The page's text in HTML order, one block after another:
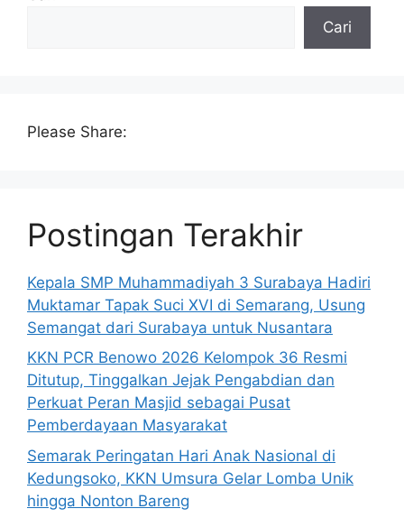
Cari
Please Share:
Postingan Terakhir
Kepala SMP Muhammadiyah 3 Surabaya Hadiri
Muktamar Tapak Suci XVI di Semarang, Usung
Semangat dari Surabaya untuk Nusantara
KKN PCR Benowo 2026 Kelompok 36 Resmi
Ditutup, Tinggalkan Jejak Pengabdian dan
Perkuat Peran Masjid sebagai Pusat
Pemberdayaan Masyarakat
Semarak Peringatan Hari Anak Nasional di
Kedungsoko, KKN Umsura Gelar Lomba Unik
hingga Nonton Bareng